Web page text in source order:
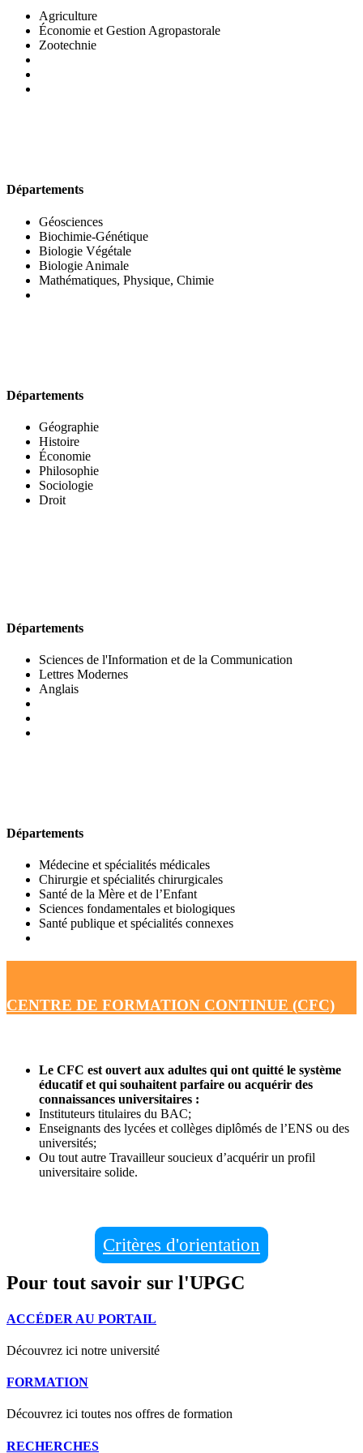
Agriculture
Économie et Gestion Agropastorale
Zootechnie
Départements
Géosciences
Biochimie-Génétique
Biologie Végétale
Biologie Animale
Mathématiques, Physique, Chimie
Départements
Géographie
Histoire
Économie
Philosophie
Sociologie
Droit
Départements
Sciences de l'Information et de la Communication
Lettres Modernes
Anglais
Départements
Médecine et spécialités médicales
Chirurgie et spécialités chirurgicales
Santé de la Mère et de l’Enfant
Sciences fondamentales et biologiques
Santé publique et spécialités connexes
CENTRE DE FORMATION CONTINUE (CFC)
Le CFC est ouvert aux adultes qui ont quitté le système
éducatif et qui souhaitent parfaire ou acquérir des
connaissances universitaires :
Instituteurs titulaires du BAC;
Enseignants des lycées et collèges diplômés de l’ENS ou des
universités;
Ou tout autre Travailleur soucieux d’acquérir un profil
universitaire solide.
Critères d'orientation
Pour tout savoir sur l'UPGC
ACCÉDER AU PORTAIL
Découvrez ici notre université
FORMATION
Découvrez ici toutes nos offres de formation
RECHERCHES